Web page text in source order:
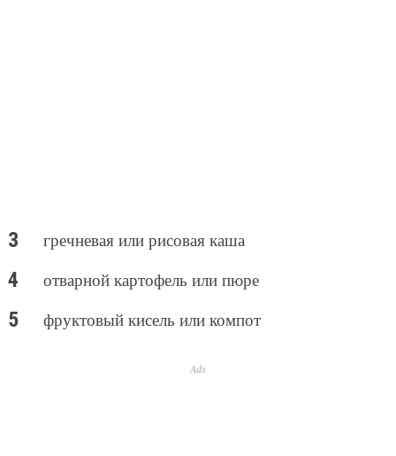
гречневая или рисовая каша
отварной картофель или пюре
фруктовый кисель или компот
Ads